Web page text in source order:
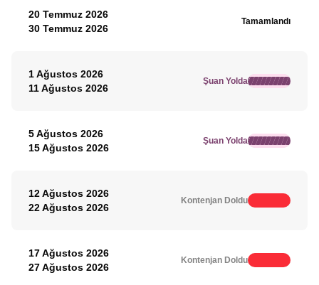
20 Temmuz 2026
30 Temmuz 2026
Tamamlandı
1 Ağustos 2026
11 Ağustos 2026
Şuan Yolda
5 Ağustos 2026
15 Ağustos 2026
Şuan Yolda
12 Ağustos 2026
22 Ağustos 2026
Kontenjan Doldu
17 Ağustos 2026
27 Ağustos 2026
Kontenjan Doldu